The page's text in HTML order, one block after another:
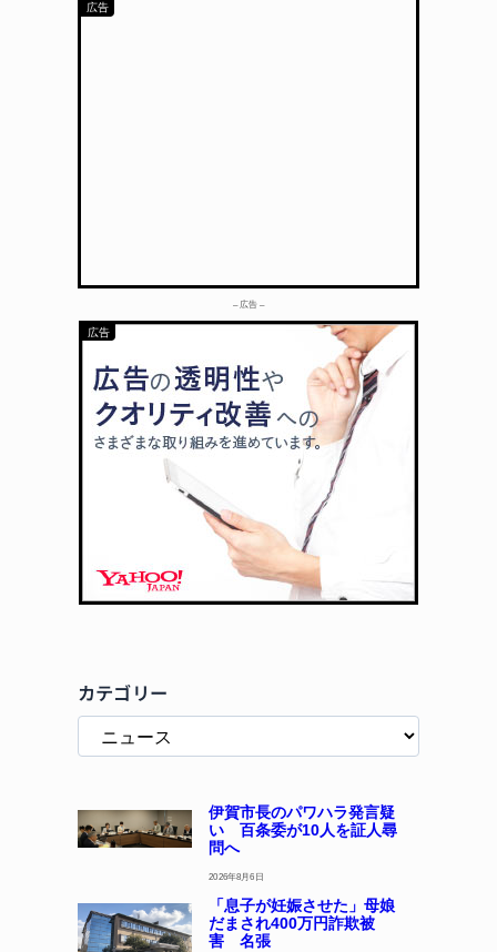
– 広告 –
カテゴリー
伊賀市長のパワハラ発言疑
い 百条委が10人を証人尋
問へ
2026年8月6日
「息子が妊娠させた」母娘
だまされ400万円詐欺被
害 名張